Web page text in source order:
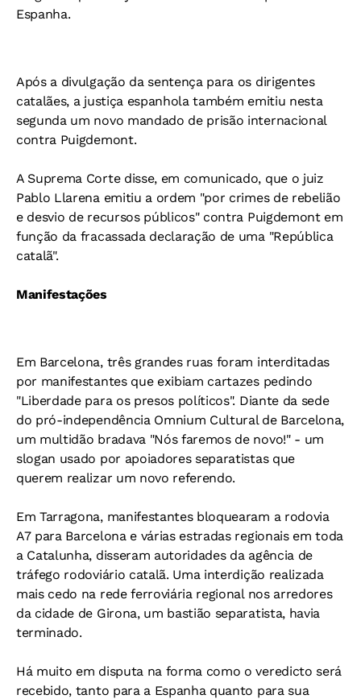
Espanha.
Após a divulgação da sentença para os dirigentes
catalães, a justiça espanhola também emitiu nesta
segunda um novo mandado de prisão internacional
contra Puigdemont.
A Suprema Corte disse, em comunicado, que o juiz
Pablo Llarena emitiu a ordem "por crimes de rebelião
e desvio de recursos públicos" contra Puigdemont em
função da fracassada declaração de uma "República
catalã".
Manifestações
Em Barcelona, três grandes ruas foram interditadas
por manifestantes que exibiam cartazes pedindo
"Liberdade para os presos políticos". Diante da sede
do pró-independência Omnium Cultural de Barcelona,
um multidão bradava "Nós faremos de novo!" - um
slogan usado por apoiadores separatistas que
querem realizar um novo referendo.
Em Tarragona, manifestantes bloquearam a rodovia
A7 para Barcelona e várias estradas regionais em toda
a Catalunha, disseram autoridades da agência de
tráfego rodoviário catalã. Uma interdição realizada
mais cedo na rede ferroviária regional nos arredores
da cidade de Girona, um bastião separatista, havia
terminado.
Há muito em disputa na forma como o veredicto será
recebido, tanto para a Espanha quanto para sua